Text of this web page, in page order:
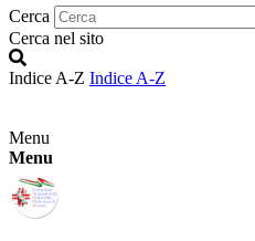
Cerca
Cerca nel sito
Indice A-Z Indice A-Z
Menu
Menu